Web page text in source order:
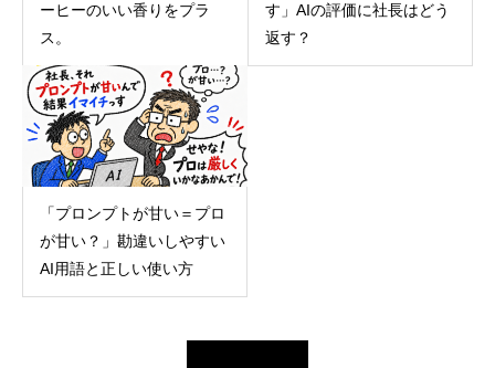
ーヒーのいい香りをプラ
ス。
す」AIの評価に社長はどう
返す？
「プロンプトが甘い＝プロ
が甘い？」勘違いしやすい
AI用語と正しい使い方